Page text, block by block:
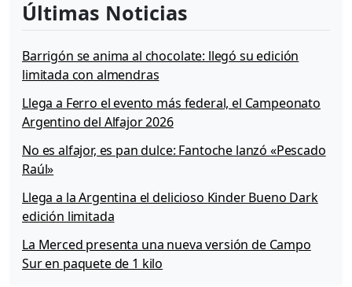
Últimas Noticias
Barrigón se anima al chocolate: llegó su edición
limitada con almendras
Llega a Ferro el evento más federal, el Campeonato
Argentino del Alfajor 2026
No es alfajor, es pan dulce: Fantoche lanzó «Pescado
Raúl»
Llega a la Argentina el delicioso Kinder Bueno Dark
edición limitada
La Merced presenta una nueva versión de Campo
Sur en paquete de 1 kilo